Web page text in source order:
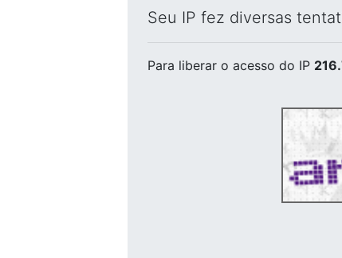
Seu IP fez diversas
Para liberar o acesso do IP